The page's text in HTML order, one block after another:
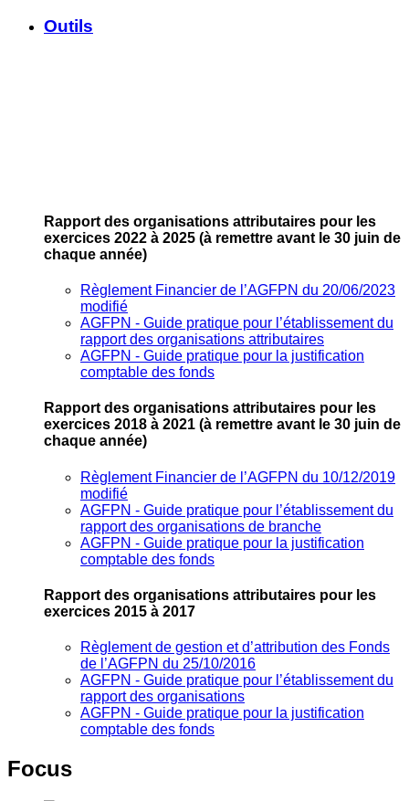
Outils
Rapport des organisations attributaires pour les
exercices 2022 à 2025 (à remettre avant le 30 juin de
chaque année)
Règlement Financier de l’AGFPN du 20/06/2023
modifié
AGFPN ‐ Guide pratique pour l’établissement du
rapport des organisations attributaires
AGFPN ‐ Guide pratique pour la justification
comptable des fonds
Rapport des organisations attributaires pour les
exercices 2018 à 2021 (à remettre avant le 30 juin de
chaque année)
Règlement Financier de l’AGFPN du 10/12/2019
modifié
AGFPN ‐ Guide pratique pour l’établissement du
rapport des organisations de branche
AGFPN ‐ Guide pratique pour la justification
comptable des fonds
Rapport des organisations attributaires pour les
exercices 2015 à 2017
Règlement de gestion et d’attribution des Fonds
de l’AGFPN du 25/10/2016
AGFPN ‐ Guide pratique pour l’établissement du
rapport des organisations
AGFPN ‐ Guide pratique pour la justification
comptable des fonds
Focus